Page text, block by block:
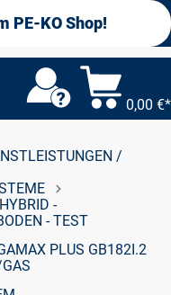
PE-KO Shop!
0,00 €*
/
-
- TEST
PLUS GB182I.2